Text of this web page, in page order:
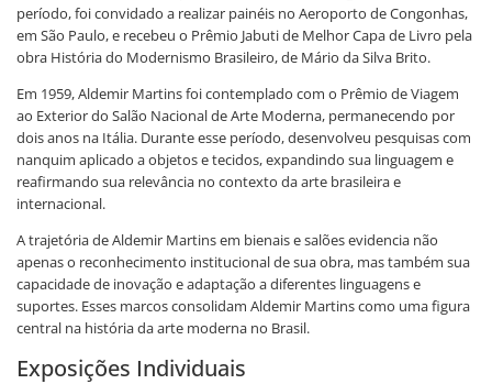
período, foi convidado a realizar painéis no Aeroporto de Congonhas,
em São Paulo, e recebeu o Prêmio Jabuti de Melhor Capa de Livro pela
obra História do Modernismo Brasileiro, de Mário da Silva Brito.
Em 1959, Aldemir Martins foi contemplado com o Prêmio de Viagem
ao Exterior do Salão Nacional de Arte Moderna, permanecendo por
dois anos na Itália. Durante esse período, desenvolveu pesquisas com
nanquim aplicado a objetos e tecidos, expandindo sua linguagem e
reafirmando sua relevância no contexto da arte brasileira e
internacional.
A trajetória de Aldemir Martins em bienais e salões evidencia não
apenas o reconhecimento institucional de sua obra, mas também sua
capacidade de inovação e adaptação a diferentes linguagens e
suportes. Esses marcos consolidam Aldemir Martins como uma figura
central na história da arte moderna no Brasil.
Exposições Individuais